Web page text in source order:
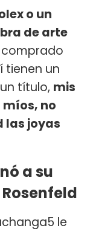
o un
de arte
comprado
tienen un
título, mis
no
las joyas
a su
le